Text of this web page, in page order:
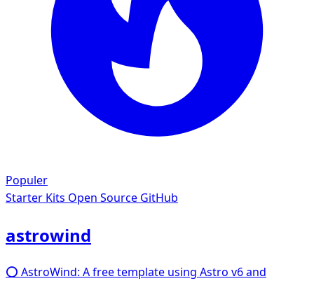
Populer
Starter Kits Open Source GitHub
astrowind
⭕️ AstroWind: A free template using Astro v6 and